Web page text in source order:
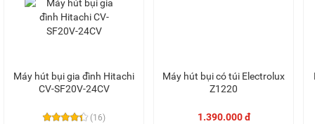
Máy hút bụi gia đình Hitachi
CV-SF20V-24CV
(16)
Máy hút bụi có túi Electrolux
Z1220
1.390.000 đ